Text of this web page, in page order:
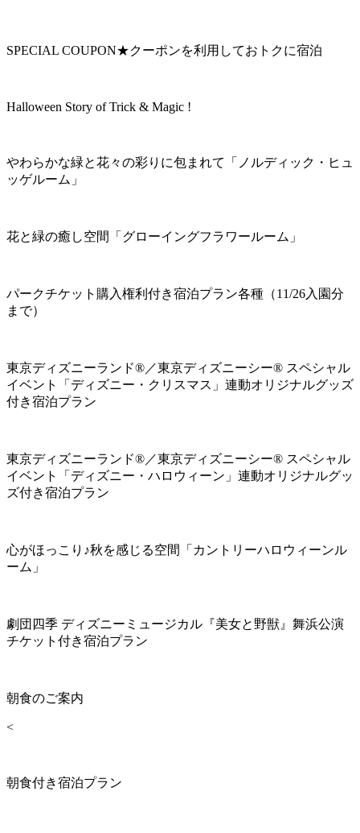
SPECIAL COUPON★クーポンを利用しておトクに宿泊
Halloween Story of Trick & Magic !
やわらかな緑と花々の彩りに包まれて「ノルディック・ヒュ
ッゲルーム」
花と緑の癒し空間「グローイングフラワールーム」
パークチケット購入権利付き宿泊プラン各種（11/26入園分
まで）
東京ディズニーランド®／東京ディズニーシー® スペシャル
イベント「ディズニー・クリスマス」連動オリジナルグッズ
付き宿泊プラン
東京ディズニーランド®／東京ディズニーシー® スペシャル
イベント「ディズニー・ハロウィーン」連動オリジナルグッ
ズ付き宿泊プラン
心がほっこり♪秋を感じる空間「カントリーハロウィーンル
ーム」
劇団四季 ディズニーミュージカル『美女と野獣』舞浜公演
チケット付き宿泊プラン
朝食のご案内
<
朝食付き宿泊プラン